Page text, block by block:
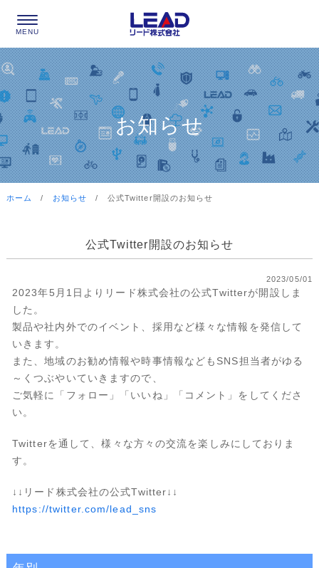
お知らせ
ホーム / お知らせ / 公式Twitter開設のお知らせ
公式Twitter開設のお知らせ
2023/05/01
2023年5月1日よりリード株式会社の公式Twitterが開設しま
した。
製品や社内外でのイベント、採用など様々な情報を発信して
いきます。
また、地域のお勧め情報や時事情報などもSNS担当者がゆる
～くつぶやいていきますので、
ご気軽に「フォロー」「いいね」「コメント」をしてくださ
い。
Twitterを通して、様々な方々の交流を楽しみにしておりま
す。
↓↓リード株式会社の公式Twitter↓↓
https://twitter.com/lead_sns